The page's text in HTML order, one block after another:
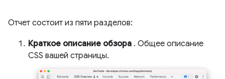
Отчет состоит из пяти разделов:
Краткое описание обзора . Общее описание
CSS вашей страницы.